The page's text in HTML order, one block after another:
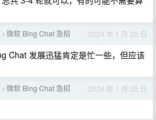
› 微软 Bing Chat 急招 2024 年 1 月 25 日
Chat 发展迅猛肯定是忙一些，但应该
› 微软 Bing Chat 急招 2024 年 1 月 25 日